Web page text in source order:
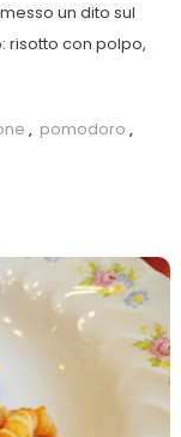
un dito sul
risotto con polpo,
, pomodoro ,